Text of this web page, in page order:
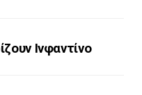
Ινφαντίνο